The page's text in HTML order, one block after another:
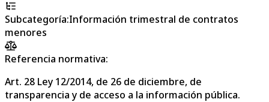
Subcategoría:Información trimestral de contratos
menores
Referencia normativa:
Art. 28 Ley 12/2014, de 26 de diciembre, de
transparencia y de acceso a la información pública.